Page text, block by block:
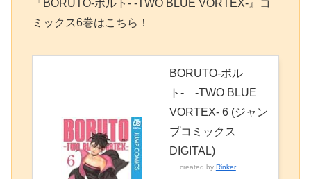
『BORUTO-ボルト- -TWO BLUE VORTEX-』コ
ミックス6巻はこちら！
BORUTO-ボル
ト- -TWO BLUE
VORTEX- 6 (ジャン
プコミックス
DIGITAL)
created by Rinker